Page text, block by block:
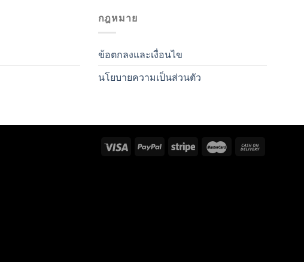
กฎหมาย
ข้อตกลงและเงื่อนไข
นโยบายความเป็นส่วนตัว